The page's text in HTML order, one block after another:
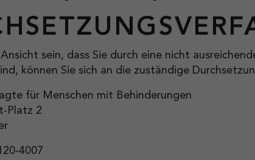
sein, dass Sie durch eine nicht
können Sie sich an die zuständige
für Menschen mit Behinderungen
Platz 2
4007